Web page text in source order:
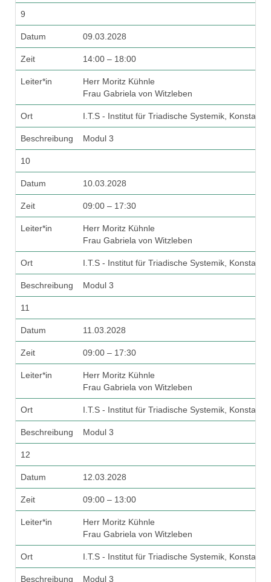
9
Datum 09.03.2028
Zeit 14:00 – 18:00
Leiter*in
Herr Moritz Kühnle
Frau Gabriela von Witzleben
Ort I.T.S - Institut für Triadische Systemik, Konstanz
Beschreibung Modul 3
10
Datum 10.03.2028
Zeit 09:00 – 17:30
Leiter*in
Herr Moritz Kühnle
Frau Gabriela von Witzleben
Ort I.T.S - Institut für Triadische Systemik, Konstanz
Beschreibung Modul 3
11
Datum 11.03.2028
Zeit 09:00 – 17:30
Leiter*in
Herr Moritz Kühnle
Frau Gabriela von Witzleben
Ort I.T.S - Institut für Triadische Systemik, Konstanz
Beschreibung Modul 3
12
Datum 12.03.2028
Zeit 09:00 – 13:00
Leiter*in
Herr Moritz Kühnle
Frau Gabriela von Witzleben
Ort I.T.S - Institut für Triadische Systemik, Konstanz
Beschreibung Modul 3